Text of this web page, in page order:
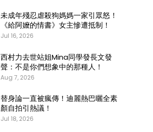
未成年殘忍虐殺狗媽媽一家引眾怒！
《給阿嬤的情書》女主慘遭抵制！
Jul 16, 2026
西村力去世站姐Mina同學發長文發
聲：不是你們想象中的那種人！
Aug 7, 2026
替身論一直被瘋傳！迪麗熱巴曬全素
顏自拍引熱議！
Jul 18, 2026